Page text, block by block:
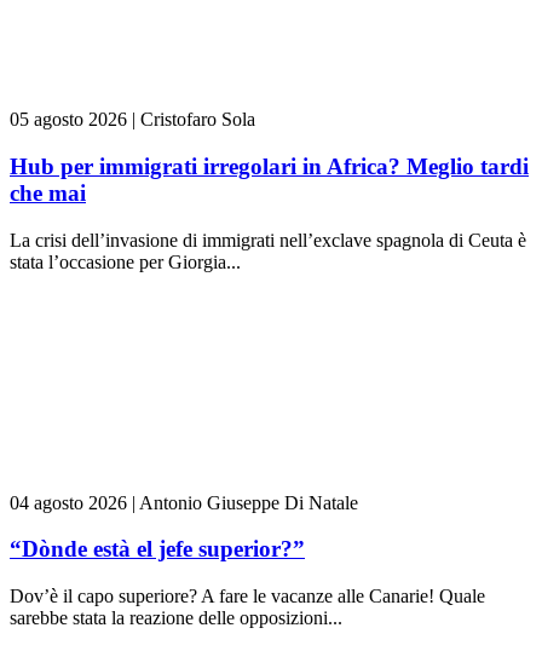
05 agosto 2026 | Cristofaro Sola
Hub per immigrati irregolari in Africa? Meglio tardi
che mai
La crisi dell’invasione di immigrati nell’exclave spagnola di Ceuta è
stata l’occasione per Giorgia...
04 agosto 2026 | Antonio Giuseppe Di Natale
“Dònde està el jefe superior?”
Dov’è il capo superiore? A fare le vacanze alle Canarie! Quale
sarebbe stata la reazione delle opposizioni...